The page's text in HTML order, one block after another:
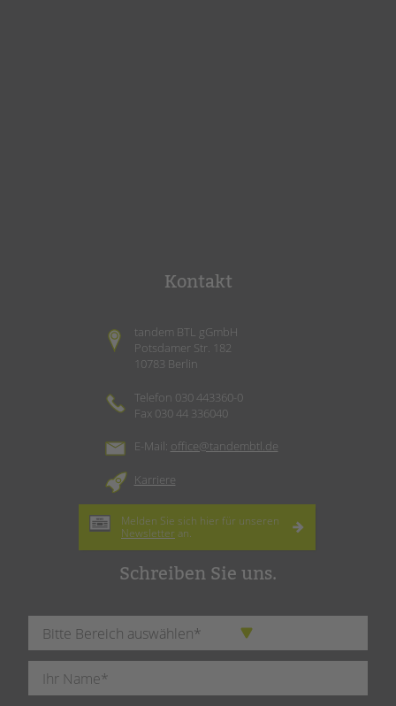
Kontakt
tandem BTL gGmbH
Potsdamer Str. 182
10783 Berlin
Telefon 030 443360-0
Fax 030 44 336040
E-Mail: office@tandembtl.de
Karriere
Melden Sie sich hier für unseren
Newsletter an.
Schreiben Sie uns.